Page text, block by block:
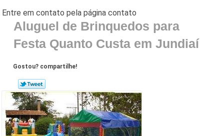
Aluguel de Brinquedos para
Festa Quanto Custa em Jundiaí
Gostou? compartilhe!